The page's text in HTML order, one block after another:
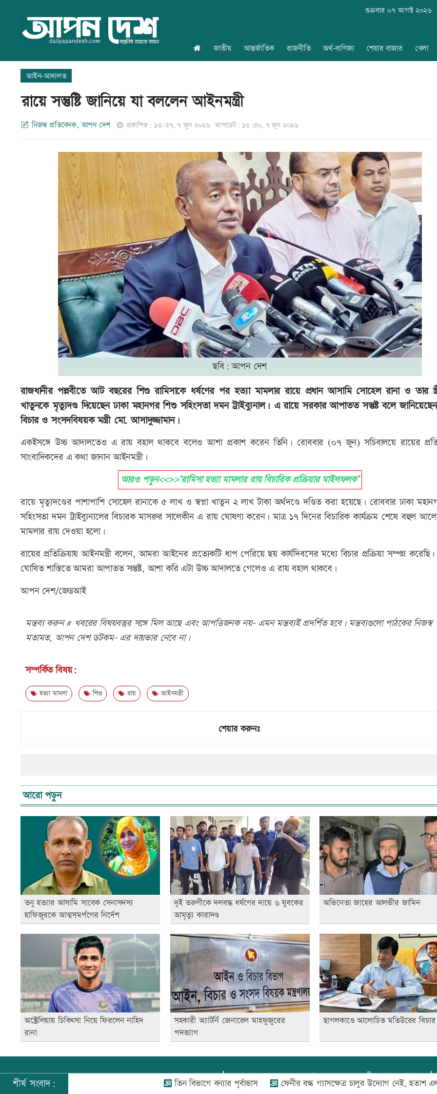
শুক্রবার ০৭ আগস্ট ২০২৬
জাতীয় আন্তর্জাতিক রাজনীতি অর্থ-বাণিজ্য শেয়ার বাজার খেলা
আইন-আদালত
রায়ে সন্তুষ্টি জানিয়ে যা বললেন আইনমন্ত্রী
নিজস্ব প্রতিবেদক, আপন দেশ প্রকাশিত: ১৩:২৭, ৭ জুন ২০২৬ আপডেট: ১৩:৫০, ৭ জুন ২০২৬
ছবি: আপন দেশ
রাজধানীর পল্লবীতে আট বছরের শিশু রামিসাকে ধর্ষণের পর হত্যা মামলার রায়ে প্রধান আসামি সোহেল রানা ও তার স্ত্রী
খাতুনকে মৃত্যুদণ্ড দিয়েছেন ঢাকা মহানগর শিশু সহিংসতা দমন ট্রাইব্যুনাল। এ রায়ে সরকার আপাতত সন্তুষ্ট বলে
বিচার ও সংসদবিষয়ক মন্ত্রী মো. আসাদুজ্জামান।
একইসঙ্গে উচ্চ আদালতেও এ রায় বহাল থাকবে বলেও আশা প্রকাশ করেন তিনি। রোববার (০৭ জুন) সচিবালয়ে রায়ের
সাংবাদিকদের এ কথা জানান আইনমন্ত্রী।
আরও পড়ুন<<>>‘রামিসা হত্যা মামলার রায় বিচারিক প্রক্রিয়ার মাইলফলক’
রায়ে মৃত্যুদণ্ডের পাশাপাশি সোহেল রানাকে ৫ লাখ ও স্বপ্না খাতুন ২ লাখ টাকা অর্থদণ্ডে দণ্ডিত করা হয়েছে। রোববার ঢাকা
সহিংসতা দমন ট্রাইব্যুনালের বিচারক মাসরুর সালেকীন এ রায় ঘোষণা করেন। মাত্র ১৭ দিনের বিচারিক কার্যক্রম শেষে বহুল
মামলার রায় দেওয়া হলো।
রায়ের প্রতিক্রিয়ায় আইনমন্ত্রী বলেন, ‌‌আমরা আইনের প্রত্যেকটি ধাপ পেরিয়ে ছয় কার্যদিবসের মধ্যে বিচার প্রক্রিয়া সম্পন্ন করেছি।
ঘোষিত শাস্তিতে আমরা আপাতত সন্তুষ্ট, আশা করি এটা উচ্চ আদালতে গেলেও এ রায় বহাল থাকবে।
আপন দেশ/জেডআই
মন্তব্য করুন # খবরের বিষয়বস্তুর সঙ্গে মিল আছে এবং আপত্তিজনক নয়- এমন মন্তব্যই প্রদর্শিত হবে। মন্তব্যগুলো পাঠকের নিজস্ব
মতামত, আপন দেশ ডটকম- এর দায়ভার নেবে না।
সম্পর্কিত বিষয়:
হত্যা মামলা শিশু রায় আইনমন্ত্রী
শেয়ার করুনঃ
আরো পড়ুন
তনু হত্যার আসামি সাবেক সেনাসদস্য
হাফিজুরকে আত্মসমর্পণের নির্দেশ
দুই তরুণীকে দলবদ্ধ ধর্ষণের দায়ে ৬ যুবকের
আমৃত্যু কারাদণ্ড
অভিনেতা জাহের আলভীর জামিন
অস্ট্রেলিয়ায় চিকিৎসা নিয়ে ফিরলেন নাহিদ
রানা
সহকারী অ্যাটর্নি জেনারেল মাহফুজুরের
পদত্যাগ
ছাগলকাণ্ডে আলোচিত মতিউরের
প্রধান সম্পাদক:আফজাল বারী
প্রোমিতা আফরিন কর্তৃক সম্পাদিত ও প্রকাশিত
শীর্ষ সংবাদ: তিন বিভাগে বন্যার পূর্বাভাস ফেনীর বন্ধ গ্যাসক্ষেত্র চালুর উদ্যোগ নেই, হতাশ এলাকাবাসী